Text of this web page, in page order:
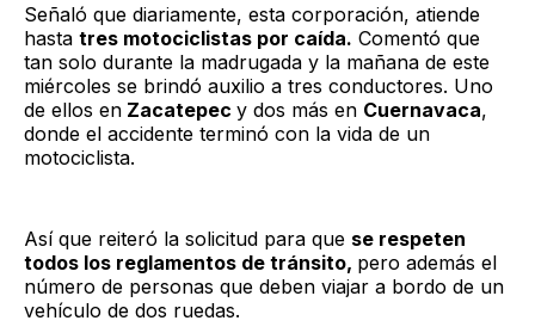
Señaló que diariamente, esta corporación, atiende
hasta tres motociclistas por caída. Comentó que
tan solo durante la madrugada y la mañana de este
miércoles se brindó auxilio a tres conductores. Uno
de ellos en Zacatepec y dos más en Cuernavaca,
donde el accidente terminó con la vida de un
motociclista.
Así que reiteró la solicitud para que se respeten
todos los reglamentos de tránsito, pero además el
número de personas que deben viajar a bordo de un
vehículo de dos ruedas.